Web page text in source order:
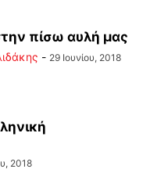
πίσω αυλή μας
- 29 Ιουνίου, 2018
2018